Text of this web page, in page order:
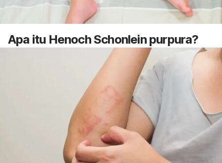
Apa itu Henoch Schonlein purpura?